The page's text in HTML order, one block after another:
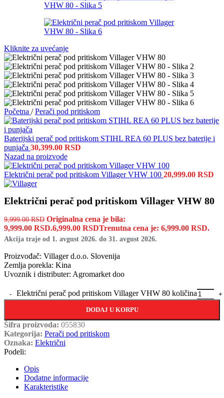
Kliknite za uvećanje
Početna / Perači pod pritiskom
Baterijski perač pod pritiskom STIHL REA 60 PLUS bez baterije i
punjača 30,399.00 RSD
Nazad na proizvode
Električni perač pod pritiskom Villager VHW 100 20,999.00 RSD
Električni perač pod pritiskom Villager VHW 80
9,999.00RSD Originalna cena je bila:
9,999.00 RSD.6,999.00 RSDTrenutna cena je: 6,999.00 RSD.
Akcija traje od 1. avgust 2026. do 31. avgust 2026.
Proizvođač: Villager d.o.o. Slovenija
Zemlja porekla: Kina
Uvoznik i distributer: Agromarket doo
Električni perač pod pritiskom Villager VHW 80 količina
DODAJ U KORPU
Šifra proizvoda: 055830
Kategorija: Perači pod pritiskom
Oznaka: Električni
Podeli:
Opis
Dodatne informacije
Karakteristike